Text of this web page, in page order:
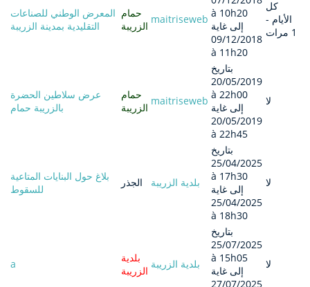
المعرض الوطني للصناعات
التقليدية بمدينة الزريبة
حمام
الزريبة
maitriseweb à 10h20
إلى غاية
09/12/2018
à 11h20
كل
الأيام -
1 مرات
عرض سلاطين الحضرة
بالزريبة حمام
حمام
الزريبة
maitriseweb
بتاريخ
20/05/2019
à 22h00
إلى غاية
20/05/2019
à 22h45
لا
بلاغ حول البنايات المتاعية
للسقوط
الجذر بلدية الزريبة
بتاريخ
25/04/2025
à 17h30
إلى غاية
25/04/2025
à 18h30
لا
a
بلدية
الزريبة
بلدية الزريبة
بتاريخ
25/07/2025
à 15h05
إلى غاية
27/07/2025
لا